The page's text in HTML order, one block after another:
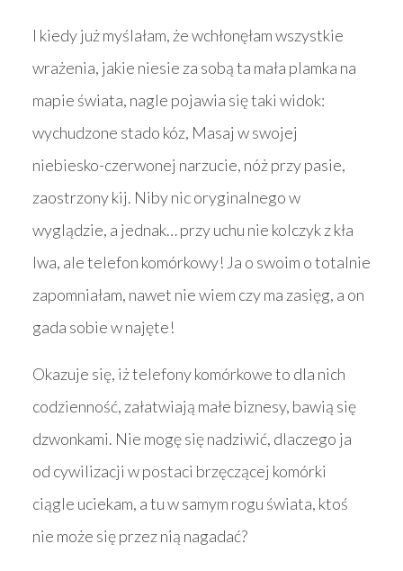
I kiedy już myślałam, że wchłonęłam wszystkie
wrażenia, jakie niesie za sobą ta mała plamka na
mapie świata, nagle pojawia się taki widok:
wychudzone stado kóz, Masaj w swojej
niebiesko-czerwonej narzucie, nóż przy pasie,
zaostrzony kij. Niby nic oryginalnego w
wyglądzie, a jednak… przy uchu nie kolczyk z kła
lwa, ale telefon komórkowy! Ja o swoim o totalnie
zapomniałam, nawet nie wiem czy ma zasięg, a on
gada sobie w najęte!
Okazuje się, iż telefony komórkowe to dla nich
codzienność, załatwiają małe biznesy, bawią się
dzwonkami. Nie mogę się nadziwić, dlaczego ja
od cywilizacji w postaci brzęczącej komórki
ciągle uciekam, a tu w samym rogu świata, ktoś
nie może się przez nią nagadać?